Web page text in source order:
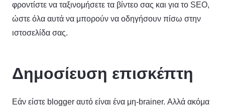
φροντίστε να ταξινομήσετε τα βίντεο σας και για το SEO,
ώστε όλα αυτά να μπορούν να οδηγήσουν πίσω στην
ιστοσελίδα σας.
Δημοσίευση επισκέπτη
Εάν είστε blogger αυτό είναι ένα μη-brainer. Αλλά ακόμα